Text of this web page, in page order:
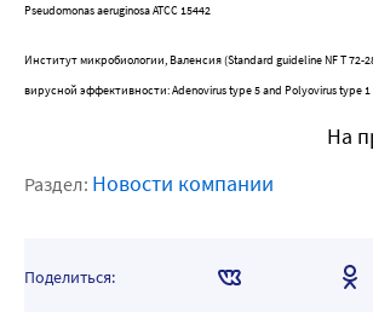
Pseudomonas aeruginosa ATCC 15442
Институт микробиологии, Валенсия (Standard guideline NF T 72-
вирусной эффективности: Adenovirus type 5 and Polyovirus type 1
На
Раздел: Новости компании
Поделиться: